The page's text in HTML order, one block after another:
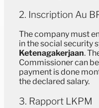
2. Inscription Au
The company must
in the social security
Ketenagakerjaan.
Commissioner can
payment is done
the declared salary.
3. Rapport LKPM